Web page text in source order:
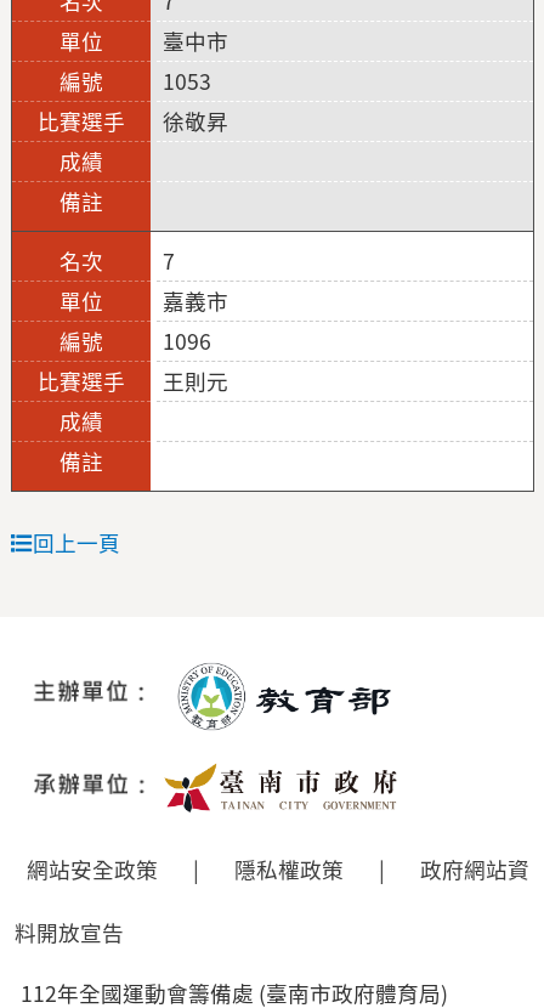
臺中市
1053
徐敬昇
7
嘉義市
1096
王則元
回上一頁
網站安全政策 | 隱私權政策 | 政府網站資
料開放宣告
112年全國運動會籌備處 (臺南市政府體育局)